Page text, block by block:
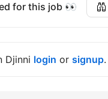
for this job 👀
Djinni login or signup.